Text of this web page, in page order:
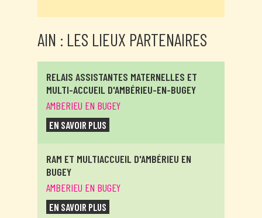
AIN : LES LIEUX PARTENAIRES
RELAIS ASSISTANTES MATERNELLES ET
MULTI-ACCUEIL D'AMBÉRIEU-EN-BUGEY
AMBERIEU EN BUGEY
EN SAVOIR PLUS
RAM ET MULTIACCUEIL D'AMBÉRIEU EN
BUGEY
AMBERIEU EN BUGEY
EN SAVOIR PLUS